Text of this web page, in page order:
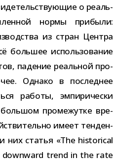
о реаль­
нормы при­были:
из стран Центра
боль­шее исполь­зо­ва­ние
паде­ние реаль­ной про­
Однако в послед­нее
работы, эмпи­ри­че­ски
про­ме­жутке вре­
имеет тен­ден­
ста­тья «The historical
downward trend in the rate